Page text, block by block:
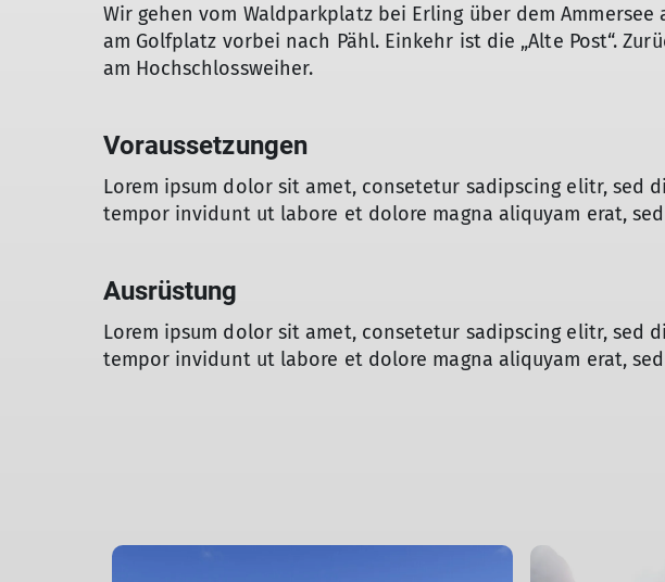
Wir gehen vom Waldparkplatz bei Erling über dem
am Golfplatz vorbei nach Pähl. Einkehr ist die „Alte Post“.
am Hochschlossweiher.
Voraussetzungen
Lorem ipsum dolor sit amet, consetetur sadipscing elitr, sed
tempor invidunt ut labore et dolore magna aliquyam erat,
Ausrüstung
Lorem ipsum dolor sit amet, consetetur sadipscing elitr, sed
tempor invidunt ut labore et dolore magna aliquyam erat,